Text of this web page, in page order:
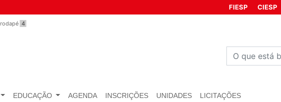
4
FIESP CIESP
EDUCAÇÃO AGENDA INSCRIÇÕES UNIDADES LICITAÇÕES